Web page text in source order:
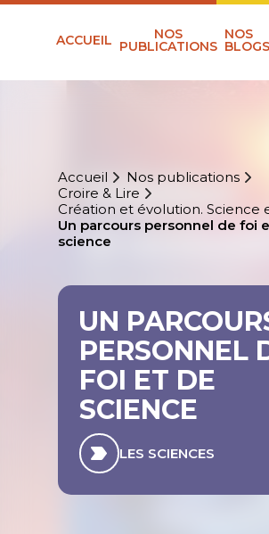
ACCUEIL NOS
PUBLICATIONS
NOS
BLOGS
Accueil
Nos publications
Croire & Lire
Création et évolution. Science
Un parcours personnel de foi
science
UN
PERSONNEL
FOI ET DE
SCIENCE
LES SCIENCES